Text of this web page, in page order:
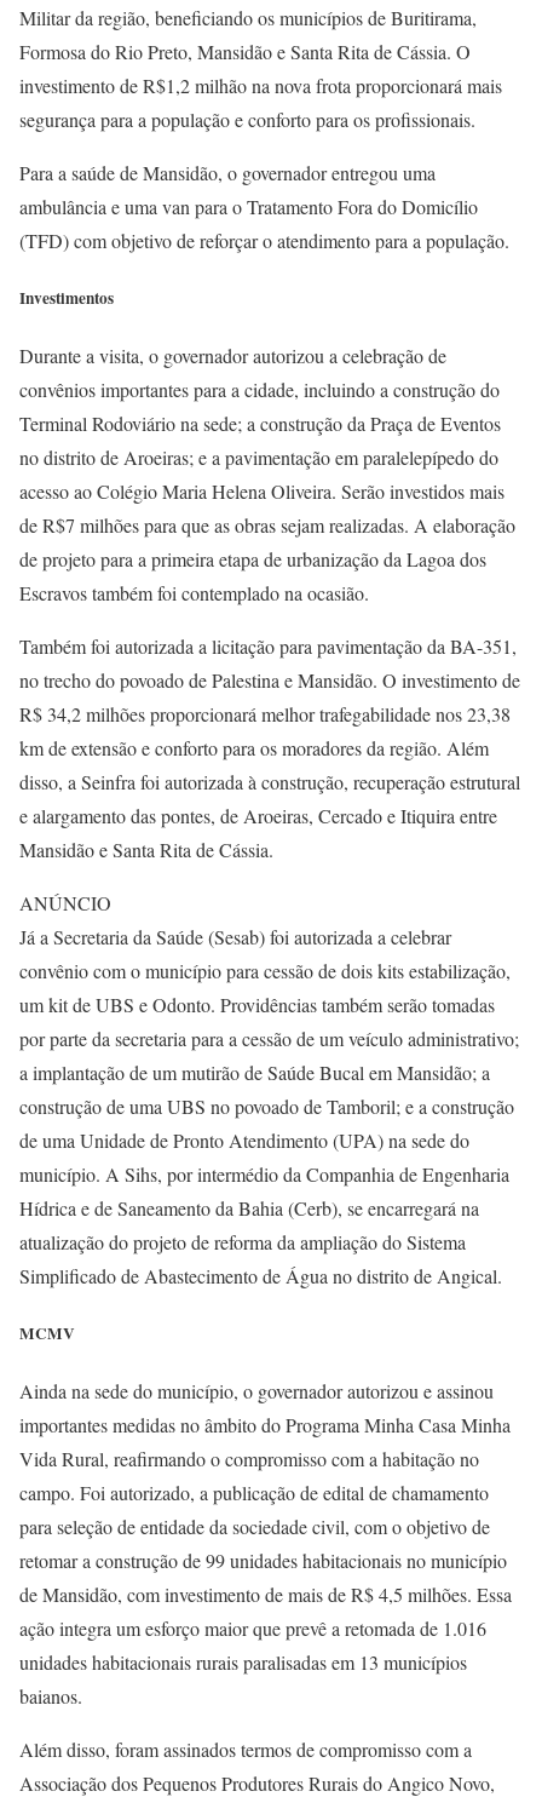
Militar da região, beneficiando os municípios de Buritirama,
Formosa do Rio Preto, Mansidão e Santa Rita de Cássia. O
investimento de R$1,2 milhão na nova frota proporcionará mais
segurança para a população e conforto para os profissionais.
Para a saúde de Mansidão, o governador entregou uma
ambulância e uma van para o Tratamento Fora do Domicílio
(TFD) com objetivo de reforçar o atendimento para a população.
Investimentos
Durante a visita, o governador autorizou a celebração de
convênios importantes para a cidade, incluindo a construção do
Terminal Rodoviário na sede; a construção da Praça de Eventos
no distrito de Aroeiras; e a pavimentação em paralelepípedo do
acesso ao Colégio Maria Helena Oliveira. Serão investidos mais
de R$7 milhões para que as obras sejam realizadas. A elaboração
de projeto para a primeira etapa de urbanização da Lagoa dos
Escravos também foi contemplado na ocasião.
Também foi autorizada a licitação para pavimentação da BA-351,
no trecho do povoado de Palestina e Mansidão. O investimento de
R$ 34,2 milhões proporcionará melhor trafegabilidade nos 23,38
km de extensão e conforto para os moradores da região. Além
disso, a Seinfra foi autorizada à construção, recuperação estrutural
e alargamento das pontes, de Aroeiras, Cercado e Itiquira entre
Mansidão e Santa Rita de Cássia.
ANÚNCIO
Já a Secretaria da Saúde (Sesab) foi autorizada a celebrar
convênio com o município para cessão de dois kits estabilização,
um kit de UBS e Odonto. Providências também serão tomadas
por parte da secretaria para a cessão de um veículo administrativo;
a implantação de um mutirão de Saúde Bucal em Mansidão; a
construção de uma UBS no povoado de Tamboril; e a construção
de uma Unidade de Pronto Atendimento (UPA) na sede do
município. A Sihs, por intermédio da Companhia de Engenharia
Hídrica e de Saneamento da Bahia (Cerb), se encarregará na
atualização do projeto de reforma da ampliação do Sistema
Simplificado de Abastecimento de Água no distrito de Angical.
MCMV
Ainda na sede do município, o governador autorizou e assinou
importantes medidas no âmbito do Programa Minha Casa Minha
Vida Rural, reafirmando o compromisso com a habitação no
campo. Foi autorizado, a publicação de edital de chamamento
para seleção de entidade da sociedade civil, com o objetivo de
retomar a construção de 99 unidades habitacionais no município
de Mansidão, com investimento de mais de R$ 4,5 milhões. Essa
ação integra um esforço maior que prevê a retomada de 1.016
unidades habitacionais rurais paralisadas em 13 municípios
baianos.
Além disso, foram assinados termos de compromisso com a
Associação dos Pequenos Produtores Rurais do Angico Novo,